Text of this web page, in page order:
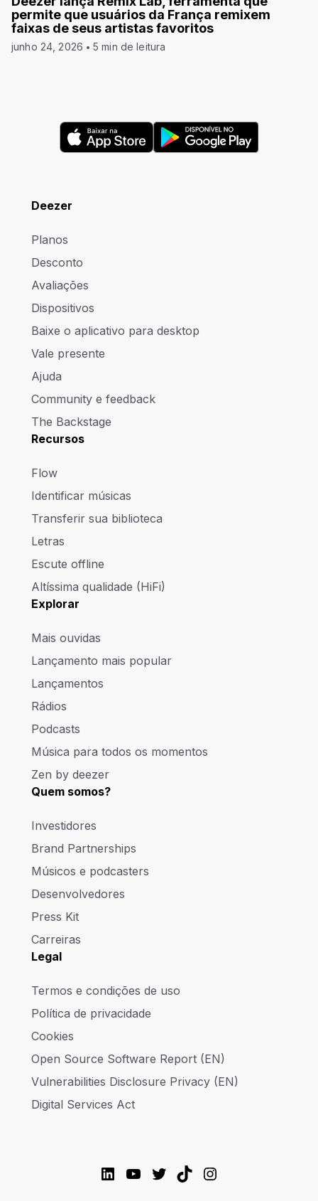
permite que usuários da França remixem
faixas de seus artistas favoritos
junho 24, 2026 5 min de leitura
Deezer
Planos
Desconto
Avaliações
Dispositivos
Baixe o aplicativo para desktop
Vale presente
Ajuda
Community e feedback
The Backstage
Recursos
Flow
Identificar músicas
Transferir sua biblioteca
Letras
Escute offline
Altíssima qualidade (HiFi)
Explorar
Mais ouvidas
Lançamento mais popular
Lançamentos
Rádios
Podcasts
Música para todos os momentos
Zen by deezer
Quem somos?
Investidores
Brand Partnerships
Músicos e podcasters
Desenvolvedores
Press Kit
Carreiras
Legal
Termos e condições de uso
Política de privacidade
Cookies
Open Source Software Report (EN)
Vulnerabilities Disclosure Privacy (EN)
Digital Services Act
LinkedIn
YouTube
Twitter
TikTokInstagram